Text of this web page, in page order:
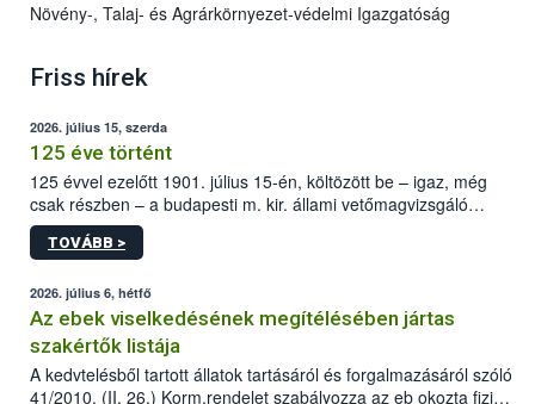
Növény-, Talaj- és Agrárkörnyezet-védelmi Igazgatóság
Friss hírek
2026. július 15, szerda
125 éve történt
125 évvel ezelőtt 1901. július 15-én, költözött be – igaz, még
csak részben – a budapesti m. kir. állami vetőmagvizsgáló
állomás a Kis Rókus utca 15. szám alatti, Czigler Győző által
tervezett új épületébe.
TOVÁBB >
2026. július 6, hétfő
Az ebek viselkedésének megítélésében jártas
szakértők listája
A kedvtelésből tartott állatok tartásáról és forgalmazásáról szóló
41/2010. (II. 26.) Korm.rendelet szabályozza az eb okozta fizikai